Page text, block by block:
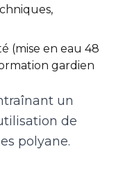
(mise en eau 48
gardien
un
de
polyane.